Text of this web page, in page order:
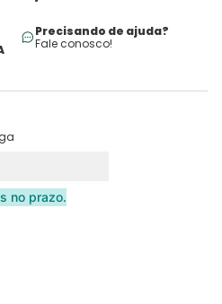
Precisando de ajuda?
Fale conosco!
no prazo.